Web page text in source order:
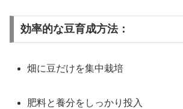
効率的な豆育成方法：
畑に豆だけを集中栽培
肥料と養分をしっかり投入